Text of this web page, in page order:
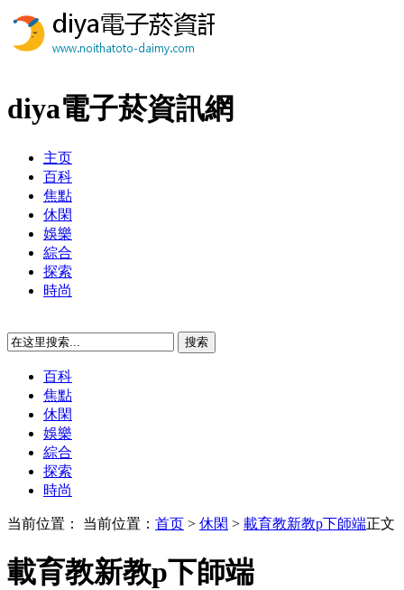
diya電子菸資訊網
主页
百科
焦點
休閑
娛樂
綜合
探索
時尚
百科
焦點
休閑
娛樂
綜合
探索
時尚
当前位置： 当前位置： 首页 > 休閑 > 載育教新教p下師端正文
載育教新教p下師端